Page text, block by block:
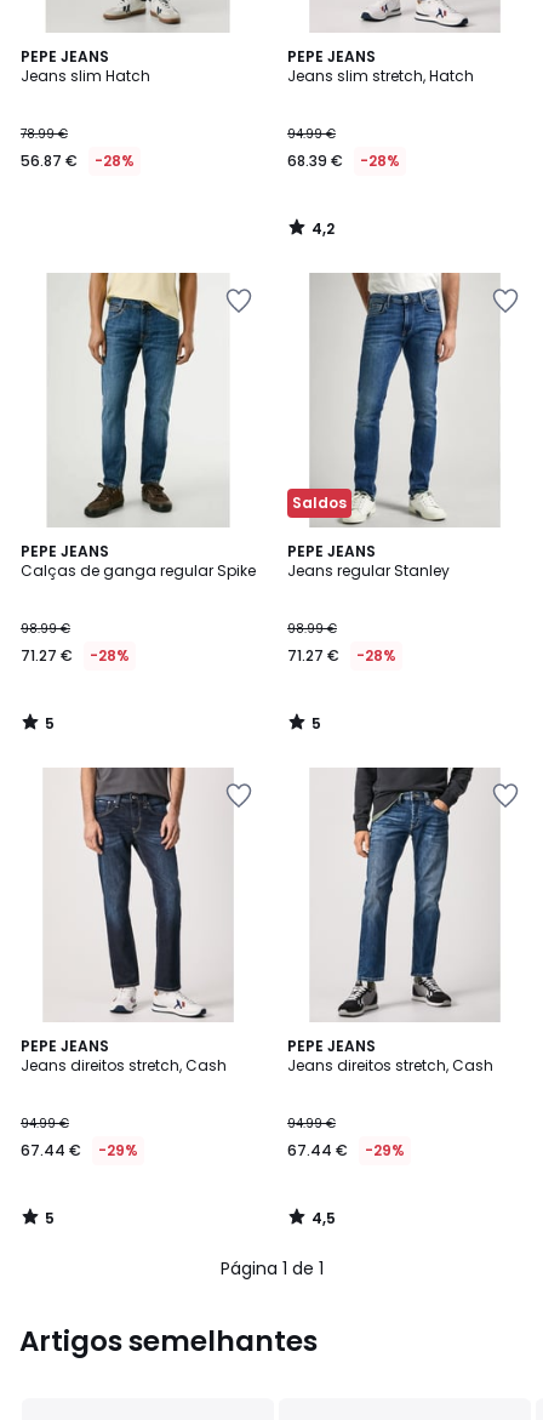
PEPE JEANS
Jeans slim Hatch
78.99 €
56.87 € -28%
PEPE JEANS
Jeans slim stretch, Hatch
94.99 €
68.39 € -28%
4,2
/ 5
4,2
/
PEPE JEANS
Calças de ganga regular Spike
98.99 €
71.27 € -28%
5
/
5
/
Saldos
PEPE JEANS
Jeans regular Stanley
98.99 €
71.27 € -28%
5
/
5
/
PEPE JEANS
Jeans direitos stretch, Cash
94.99 €
67.44 € -29%
5
/
5
/
PEPE JEANS
Jeans direitos stretch, Cash
94.99 €
67.44 € -29%
4,5
/ 5
4,5
/
Página 1 de 1
Artigos semelhantes